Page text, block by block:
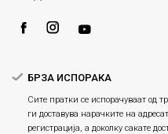
БРЗА ИСПОРАКА
Сите пратки се испорачуваат од
ги доставува нарачките на
регистрација, а доколку сакате